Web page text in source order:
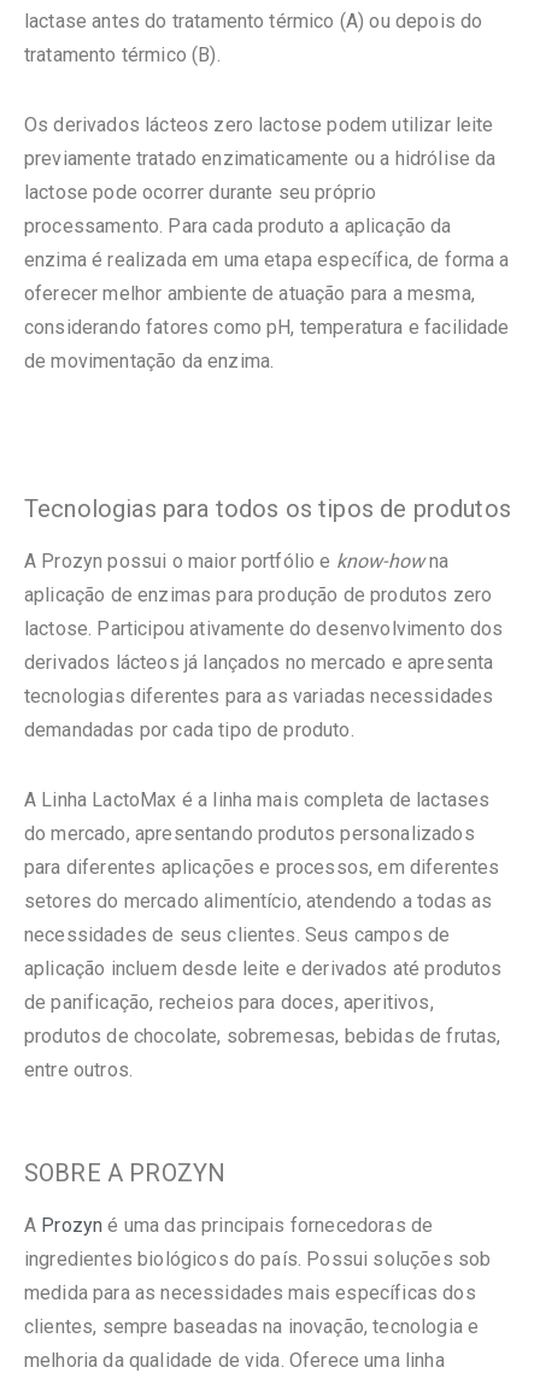
lactase antes do tratamento térmico (A) ou depois do
tratamento térmico (B).
Os derivados lácteos zero lactose podem utilizar leite
previamente tratado enzimaticamente ou a hidrólise da
lactose pode ocorrer durante seu próprio
processamento. Para cada produto a aplicação da
enzima é realizada em uma etapa específica, de forma a
oferecer melhor ambiente de atuação para a mesma,
considerando fatores como pH, temperatura e facilidade
de movimentação da enzima.
Tecnologias para todos os tipos de produtos
A Prozyn possui o maior portfólio e know-howna
aplicação de enzimas para produção de produtos zero
lactose. Participou ativamente do desenvolvimento dos
derivados lácteos já lançados no mercado e apresenta
tecnologias diferentes para as variadas necessidades
demandadas por cada tipo de produto.
A Linha LactoMax é a linha mais completa de lactases
do mercado, apresentando produtos personalizados
para diferentes aplicações e processos, em diferentes
setores do mercado alimentício, atendendo a todas as
necessidades de seus clientes. Seus campos de
aplicação incluem desde leite e derivados até produtos
de panificação, recheios para doces, aperitivos,
produtos de chocolate, sobremesas, bebidas de frutas,
entre outros.
SOBRE A PROZYN
A Prozyn é uma das principais fornecedoras de
ingredientes biológicos do país. Possui soluções sob
medida para as necessidades mais específicas dos
clientes, sempre baseadas na inovação, tecnologia e
melhoria da qualidade de vida. Oferece uma linha